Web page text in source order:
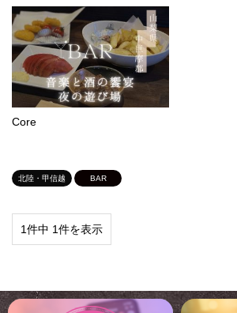
Core
北陸・甲信越 BAR
1件中 1件を表示